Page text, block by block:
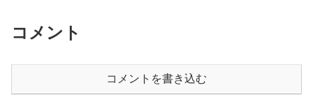
コメント
コメントを書き込む